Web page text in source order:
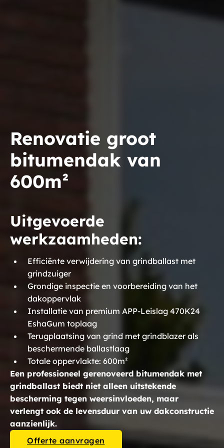
Renovatie groot
bitumendak van
600m²
Uitgevoerde
werkzaamheden:
Efficiënte verwijdering van grindballast met
grindzuiger
Grondige inspectie en voorbereiding van het
dakoppervlak
Installatie van premium APP-Leislag 470K24
EshaGum toplaag
Terugplaatsing van grind met grindblazer als
beschermende ballastlaag
Totale oppervlakte: 600m²
Een professioneel gerenoveerd bitumendak met
grindballast biedt niet alleen uitstekende
bescherming tegen weersinvloeden, maar
verlengt ook de levensduur van uw dakconstructie
aanzienlijk.
Offerte aanvragen